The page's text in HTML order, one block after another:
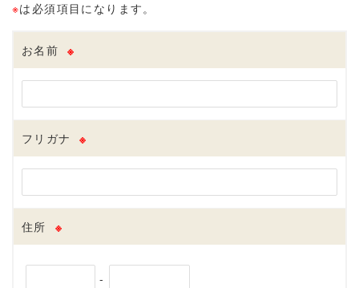
※は必須項目になります。
お名前 ※
フリガナ ※
住所 ※
-